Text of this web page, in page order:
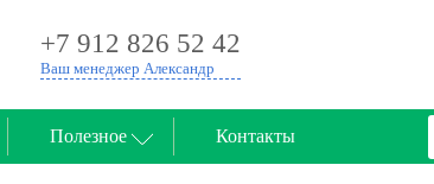
+7 912 826 52 42
Ваш менеджер Александр
Полезное Контакты